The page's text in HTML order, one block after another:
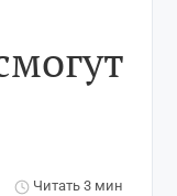
Читать3 мин